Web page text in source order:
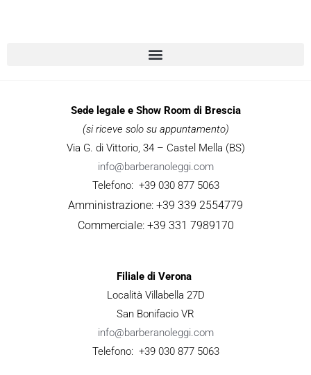
Sede legale e Show Room di Brescia
(si riceve solo su appuntamento)
Via G. di Vittorio, 34 – Castel Mella (BS)
info@barberanoleggi.com
Telefono: +39 030 877 5063
Amministrazione: +39 339 2554779
Commerciale: +39 331 7989170
Filiale di Verona
Località Villabella 27D
San Bonifacio VR
info@barberanoleggi.com
Telefono: +39 030 877 5063